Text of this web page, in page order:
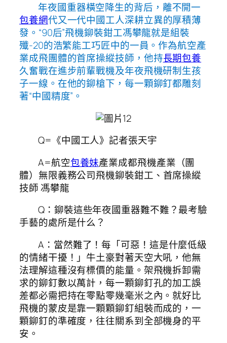
年夜國重器橫空降生的背后，離不開一
包養網代又一代中國工人深耕立異的厚積薄
發。“90后”飛機鉚裝鉗工馮攀龍就是組裝
殲-20的浩繁能工巧匠中的一員。作為航空產
業成飛團體的首席操縱技師，他持長期包養
久奮戰在進步前輩戰機及年夜飛機研制生孩
子一線。在他的鉚槍下，每一顆鉚釘都雕刻
著“中國精度”。
Q=《中國工人》記者張天宇
A=航空包養妹產業成都飛機產業（團
體）無限義務公司飛機鉚裝鉗工、 首席操縱
技師 馮攀龍
Q：鉚裝這些年夜國重器難不難？最考驗
手藝的處所是什么？
A：當然難了！每「可惡！這是什麼低級
的情緒干擾！」牛土豪對著天空大吼，他無
法理解這種沒有標價的能量。架飛機拆卸需
求的鉚釘數以萬計，每一顆鉚釘孔的加工誤
差都必需把持在零點零幾毫米之內。就好比
飛機的蒙皮是靠一顆顆鉚釘組裝而成的，一
顆鉚釘的準確度，往往關系到全部機身的平
安。